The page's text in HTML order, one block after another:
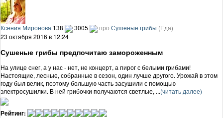
Ксения Миронова 138 3005 про Сушеные грибы (Еда)
23 октября 2016 в 12:24
Сушеные грибы предпочитаю замороженным
На улице снег, а у нас - нет, не концерт, а пирог с белыми грибами!
Настоящие, лесные, собранные в сезон, один лучше другого. Урожай в этом
году был велик, поэтому большую часть засушили с помощью
электросушилки. В ней грибочки получаются светлые, ...(читать далее)
Рейтинг: